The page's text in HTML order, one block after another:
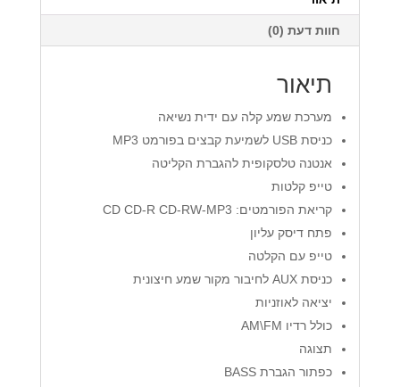
חוות דעת (0)
תיאור
מערכת שמע קלה עם ידית נשיאה
כניסת USB לשמיעת קבצים בפורמט MP3
אנטנה טלסקופית להגברת הקליטה
טייפ קלטות
קריאת הפורמטים: CD CD-R CD-RW-MP3
פתח דיסק עליון
טייפ עם הקלטה
כניסת AUX לחיבור מקור שמע חיצונית
יציאה לאוזניות
כולל רדיו AM\FM
תצוגה
כפתור הגברת BASS